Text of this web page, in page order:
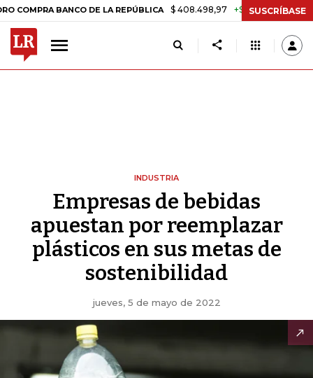
BANCO DE LA REPÚBLICA $ 408.498,97 +$ 8.753,81 +2,19%
SUSCRÍBASE
INDUSTRIA
Empresas de bebidas
apuestan por reemplazar
plásticos en sus metas de
sostenibilidad
jueves, 5 de mayo de 2022